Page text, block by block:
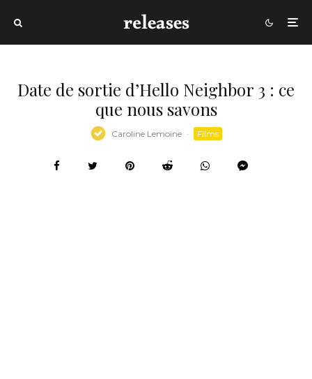
Date de sortie d’Hello Neighbor 3 : ce
que nous savons
Caroline Lemoine · Films